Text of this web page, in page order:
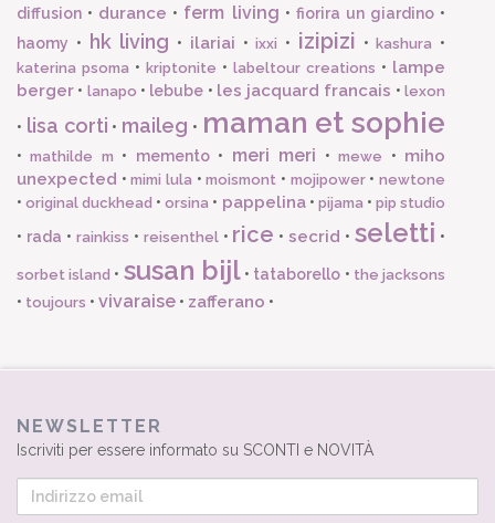
diffusion • durance • ferm living • fiorira un giardino•
haomy • hk living • ilariai •ixxi • izipizi •kashura •
katerina psoma • kriptonite • labeltour creations • lampe
berger • lanapo • lebube • les jacquard francais •lexon
• lisa corti • maileg • maman et sophie
•mathilde m • memento• meri meri •mewe • miho
unexpected •mimi lula •moismont • mojipower•newtone
•original duckhead •orsina • pappelina• pijama • pip studio
• rada • rainkiss • reisenthel• rice •secrid •seletti •
sorbet island • susan bijl• tataborello • the jacksons
• toujours • vivaraise • zafferano •
NEWSLETTER
Iscriviti per essere informato su SCONTI e NOVITÀ